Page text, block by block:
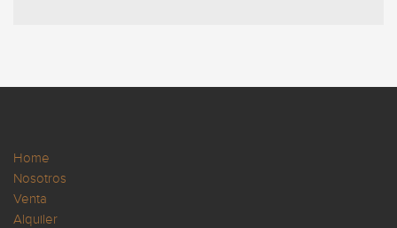
Home
Nosotros
Venta
Alquiler